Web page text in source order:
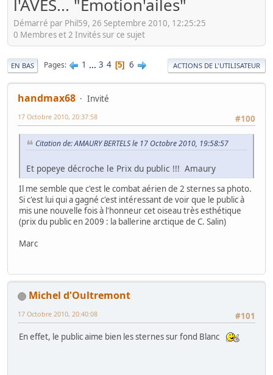
l'AVES... "Emotion'ailes"
Démarré par Phil59, 26 Septembre 2010, 12:25:25
0 Membres et 2 Invités sur ce sujet
EN BAS Pages 1 ... 3 4 5 6 ACTIONS DE L'UTILISATEUR
handmax68
Invité
#100
17 Octobre 2010, 20:37:58
Citation de: AMAURY BERTELS le 17 Octobre 2010, 19:58:57
Et popeye décroche le Prix du public !!! Amaury
Il me semble que c'est le combat aérien de 2 sternes sa photo.
Si c'est lui qui a gagné c'est intéressant de voir que le public à
mis une nouvelle fois à l'honneur cet oiseau très esthétique
(prix du public en 2009 : la ballerine arctique de C. Salin)
Marc
Michel d'Oultremont
#101
17 Octobre 2010, 20:40:08
En effet, le public aime bien les sternes sur fond Blanc